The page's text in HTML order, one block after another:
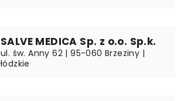
SALVE MEDICA Sp. z o.o. Sp.k.
ul. św. Anny 62 | 95-060 Brzeziny |
łódzkie